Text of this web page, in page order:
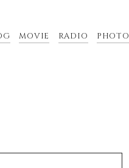
MOVIE RADIO PHOTO